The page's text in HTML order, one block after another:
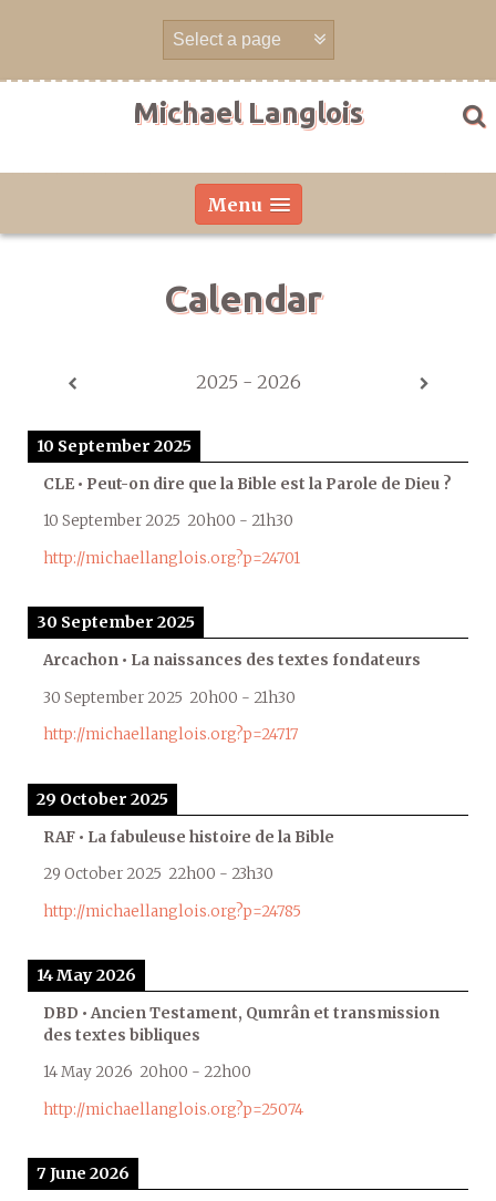
Michael Langlois
Menu
Calendar
2025 - 2026
10 September 2025
CLE • Peut-on dire que la Bible est la Parole de Dieu ?
10 September 2025 20h00 - 21h30
http://michaellanglois.org?p=24701
30 September 2025
Arcachon • La naissances des textes fondateurs
30 September 2025 20h00 - 21h30
http://michaellanglois.org?p=24717
29 October 2025
RAF • La fabuleuse histoire de la Bible
29 October 2025 22h00 - 23h30
http://michaellanglois.org?p=24785
14 May 2026
DBD • Ancien Testament, Qumrân et transmission
des textes bibliques
14 May 2026 20h00 - 22h00
http://michaellanglois.org?p=25074
7 June 2026